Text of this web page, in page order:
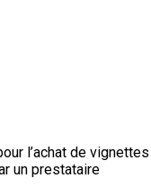
l’achat de vignettes
un prestataire